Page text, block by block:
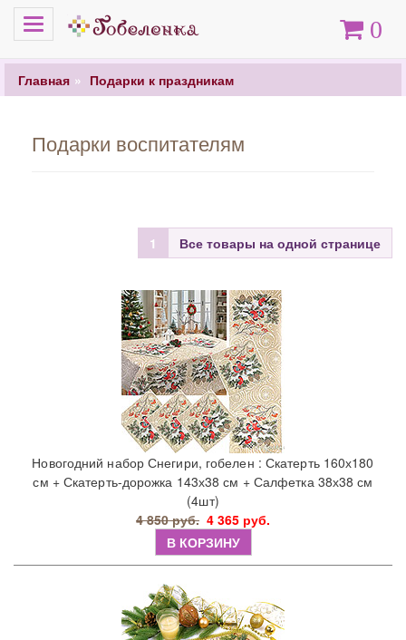
Меню Корзина
0
Главная Подарки к праздникам
Подарки воспитателям
1 Все товары на одной странице
Новогодний набор Снегири, гобелен : Скатерть 160х180
см + Скатерть-дорожка 143х38 см + Салфетка 38х38 см
(4шт)
4 850 руб. 4 365 руб.
В КОРЗИНУ